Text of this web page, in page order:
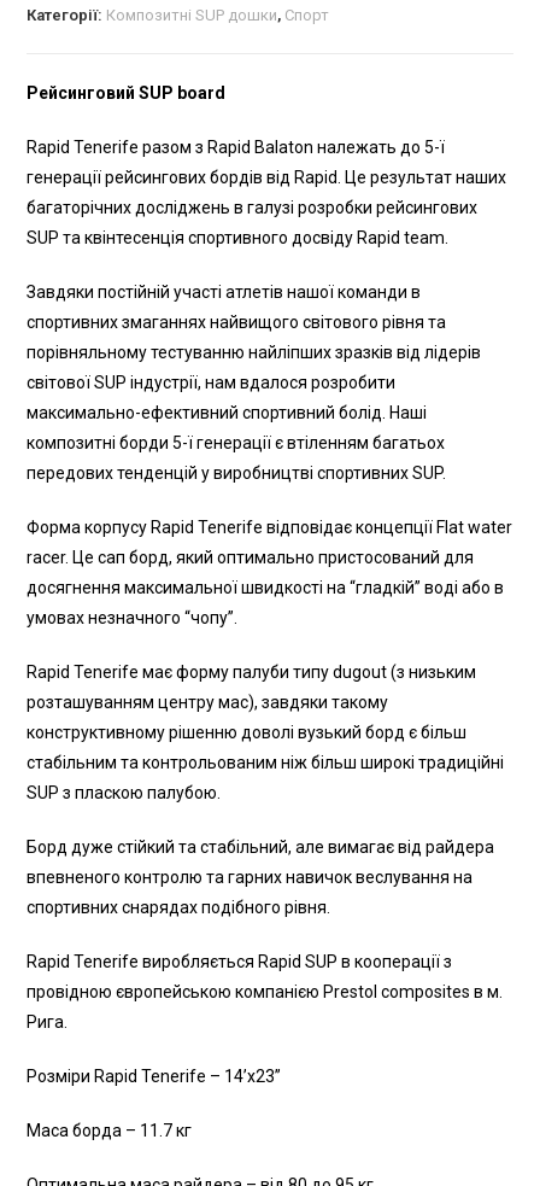
Категорії: Композитні SUP дошки, Спорт
Рейсинговий SUP board
Rapid Tenerife разом з Rapid Balaton належать до 5-ї
генерації рейсингових бордів від Rapid. Це результат наших
багаторічних досліджень в галузі розробки рейсингових
SUP та квінтесенція спортивного досвіду Rapid team.
Завдяки постійній участі атлетів нашої команди в
спортивних змаганнях найвищого світового рівня та
порівняльному тестуванню найліпших зразків від лідерів
світової SUP індустрії, нам вдалося розробити
максимально-ефективний спортивний болід. Наші
композитні борди 5-ї генерації є втіленням багатьох
передових тенденцій у виробництві спортивних SUP.
Форма корпусу Rapid Tenerife відповідає концепції Flat water
racer. Це сап борд, який оптимально пристосований для
досягнення максимальної швидкості на “гладкій” воді або в
умовах незначного “чопу”.
Rapid Tenerife має форму палуби типу dugout (з низьким
розташуванням центру мас), завдяки такому
конструктивному рішенню доволі вузький борд є більш
стабільним та контрольованим ніж більш широкі традиційні
SUP з пласкою палубою.
Борд дуже стійкий та стабільний, але вимагає від райдера
впевненого контролю та гарних навичок веслування на
спортивних снарядах подібного рівня.
Rapid Tenerife виробляється Rapid SUP в кооперації з
провідною європейською компанією Prestol composites в м.
Рига.
Розміри Rapid Tenerife – 14’x23”
Маса борда – 11.7 кг